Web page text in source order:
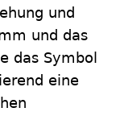
und
und das
das Symbol
eine